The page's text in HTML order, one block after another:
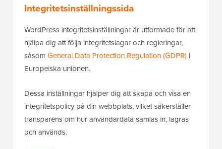
Integritetsinställningssida
WordPress integritetsinställningar är utformade för att
hjälpa dig att följa integritetslagar och regleringar,
såsom General Data Protection Regulation (GDPR) i
Europeiska unionen.
Dessa inställningar hjälper dig att skapa och visa en
integritetspolicy på din webbplats, vilket säkerställer
transparens om hur användardata samlas in, lagras
och används.